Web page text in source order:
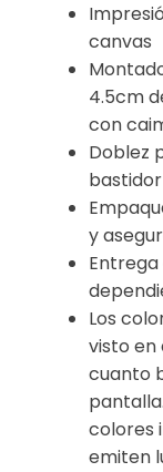
canvas
4.5cm
con
Doblez
bastidor
y
Entrega
Los
visto en
cuanto
colores
emiten